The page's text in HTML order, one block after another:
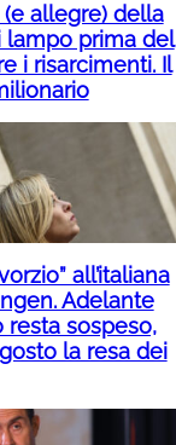
(e allegre) della
lampo prima del
i risarcimenti. Il
all’italiana
Adelante
resta sospeso,
la resa dei